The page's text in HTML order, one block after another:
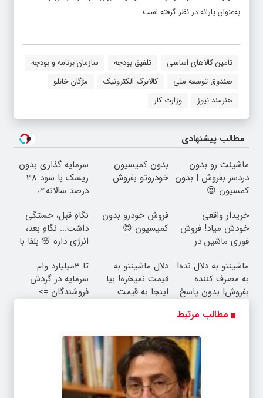
به‌عنوان یارانه در نظر گرفته است.
تأمین کالاهای اساسی تلفیق بودجه
سازمان برنامه و بودجه
صندوق توسعه ملی
کالابرگ الکترونیک
مژگان خانلو
هنرمند نیوز
وزارت کار
مطالب پیشنهادی
ماشینت رو بدون
دردسر بفروش | بدون
کمسیون 😍
بدون کمیسیون
خودروتو بفروش
سرمایه گذاری بدون
ریسک با سود 38
درصد سالانه📈
خریدار واقعی
خودش میاد! فروش
فوری ماشین در
فروش خودرو بدون
کمیسیون 😍
نگاهِ قبل، خستگی
داشت... نگاهِ بعد،
انرژی داره 🌸 بلفا با
ماشینتو به دلال نده!
به مصرف کننده
بفروش! بدون پاسخ
دلال ماشینتو به
قیمت نمیخره! بیا
اینجا به قیمت
تا 3میلیارد وام
سرمایه در گردش
فروشندگان =>
مطالب مرتبط